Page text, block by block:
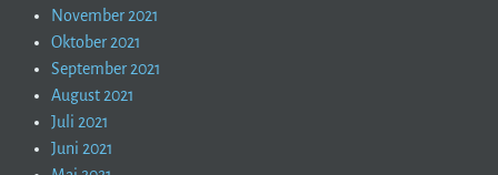
November 2021
Oktober 2021
September 2021
August 2021
Juli 2021
Juni 2021